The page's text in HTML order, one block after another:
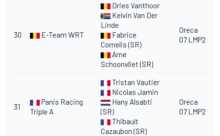
30 E-Team WRT
Dries Vanthoor
Kelvin Van Der
Linde
Fabrice
Cornelis (SR)
Arne
Schoonvliet (SR)
Oreca
07 LMP2
31
Panis Racing
Triple A
Tristan Vautier
Nicolas Jamin
Hany Alsabti
(SR)
Thibault
Cazaubon (SR)
Oreca
07 LMP2